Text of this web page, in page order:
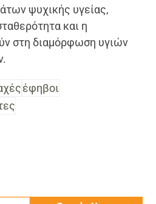
ψυχικής υγείας,
και η
στη διαμόρφωση υγιών
έφηβοι